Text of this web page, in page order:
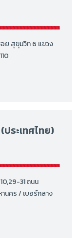
อย สุขุมวิท 6 แขวง
ระเทศไทย)
31 ถนน
านคร / เบอร์กลาง